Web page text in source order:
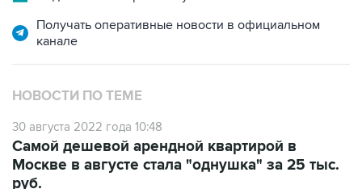
НОВОСТИ ПО ТЕМЕ
30 августа 2022 года 10:48
Москве в августе стала "однушка" за 25 тыс.
руб.